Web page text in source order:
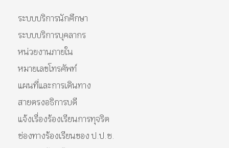
ระบบบริการนักศึกษา
ระบบบริการบุคลากร
หน่วยงานภายใน
หมายเลขโทรศัพท์
แผนที่และการเดินทาง
สายตรงอธิการบดี
แจ้งเรื่องร้องเรียนการทุจริต
ช่องทางร้องเรียนของ ป.ป.ช.